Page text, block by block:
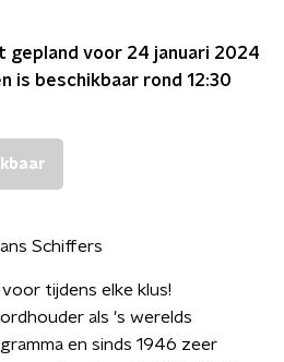
gepland voor 24 januari 2024
is beschikbaar rond 12:30
Schiffers
tijdens elke klus!
als 's werelds
en sinds 1946 zeer